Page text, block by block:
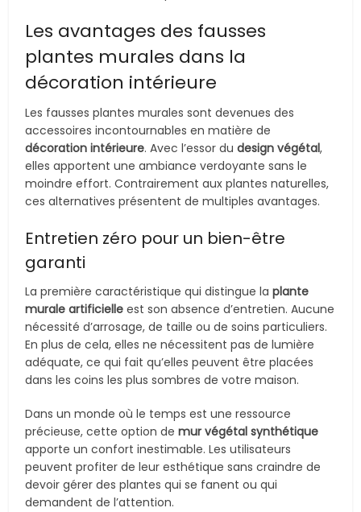
Les avantages des fausses
plantes murales dans la
décoration intérieure
Les fausses plantes murales sont devenues des
accessoires incontournables en matière de
décoration intérieure. Avec l’essor dudesign végétal,
elles apportent une ambiance verdoyante sans le
moindre effort. Contrairement aux plantes naturelles,
ces alternatives présentent de multiples avantages.
Entretien zéro pour un bien-être
garanti
La première caractéristique qui distingue laplante
murale artificielle est son absence d’entretien. Aucune
nécessité d’arrosage, de taille ou de soins particuliers.
En plus de cela, elles ne nécessitent pas de lumière
adéquate, ce qui fait qu’elles peuvent être placées
dans les coins les plus sombres de votre maison.
Dans un monde où le temps est une ressource
précieuse, cette option demur végétal synthétique
apporte un confort inestimable. Les utilisateurs
peuvent profiter de leur esthétique sans craindre de
devoir gérer des plantes qui se fanent ou qui
demandent de l’attention.